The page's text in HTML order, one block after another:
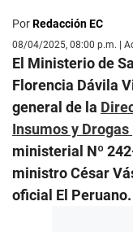
PorRedacción EC
08/04/2025, 08:00 p.m. |
El Ministerio de
Florencia Dávila
general de la
Insumos y Drogas
ministerial Nº
ministro César
oficial El Peruano.